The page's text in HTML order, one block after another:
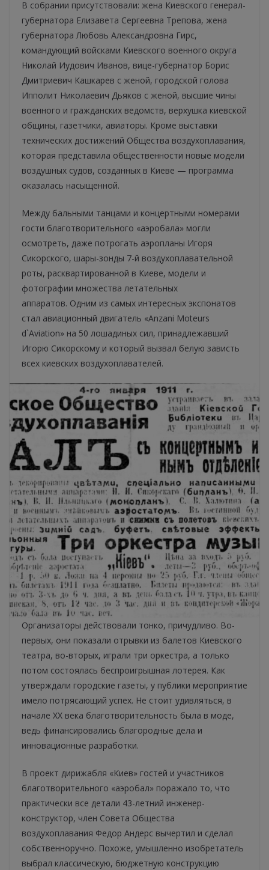
В собрании присутствовали: жена Киевского генерал-
губернатора Елизавета Сергеевна Трепова, жена
губернатора Любовь Александровна Гирс,
командующий войсками Киевского военного округа
Николай Иудович Иванов, вице-губернатор Борис
Дмитриевич Кашкарев с женой, городской голова
Ипполит Николаевич Дьяков с женой, высшие чины
военного и гражданских ведомств, верхушка киевской
общины, газетчики, авиаторы. Кроме выставки
технических достижений Общества воздухоплавания,
которая представила общественности новые модели
воздушных судов, созданных в Киеве — программа
оказалась насыщенной.
Между бальными танцами и концертными номерами
гости благотворительного «аэробала» могли
осмотреть, даже потрогать аэропланы Игоря
Сикорского, шары-зонды 7-й воздухоплавательной
роты, расквартированной в Киеве, модели и
фотографии множества летательных
аппаратов. Одним из самых интересных экспонатов
стал авиационный двигатель «Anzani Moteurs
d`Aviation» на 50 лошадиных сил, принадлежавший
Игорю Сикорскому и который вызвал белую зависть
всех киевских воздухоплавателей.
Организаторы действовали тонко, причудливо. Во-
первых, они показали отрывки из балетов Киевского
театра, во-вторых, играли три оркестра, а только
потом состоялась беспроигрышная лотерея. Как
утверждали городские газеты, у публики мероприятие
имело потрясающий успех. Не стоит удивляться, в
начале ХХ века благотворительность была в моде,
ведь финансировались благородные дела и
инновационные разработки.
В проект дирижабля «Киев» гостей и участников
благотворительного «аэробал» поражало то, что
практически все детали 43-летний инженер-
конструктор, член Совета Общества
воздухоплавания Федор Андерс вычертил и сделал
собственноручно. Похоже, умышленно изобретатель
выбрал классическую, бюджетную конструкцию